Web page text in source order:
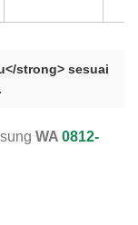
strong> sesuai
WA 0812-